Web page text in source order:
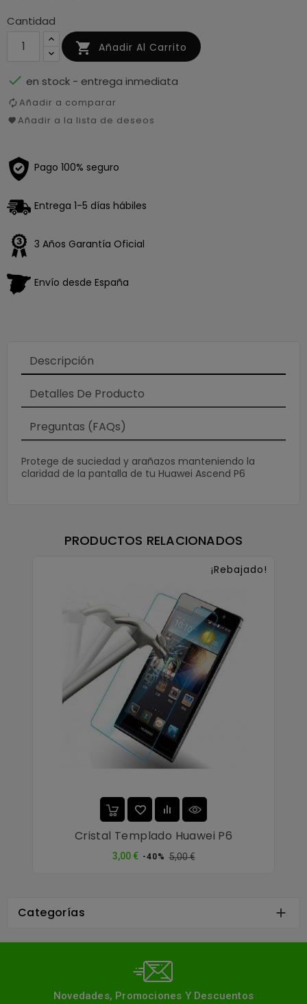
Cantidad
 Añadir Al Carrito
 en stock - entrega inmediata
Añadir a comparar
Añadir a la lista de deseos
Pago 100% seguro
Entrega 1-5 días hábiles
3 Años Garantía Oficial
Envío desde España
Descripción
Detalles De Producto
Preguntas (FAQs)
Protege de suciedad y arañazos manteniendo la
claridad de la pantalla de tu Huawei Ascend P6
PRODUCTOS RELACIONADOS
¡Rebajado!
Cristal Templado Huawei P6
3,00 € Precio
-40% 5,00 €Precio
Categorías 
Novedades, Promociones Y Descuentos